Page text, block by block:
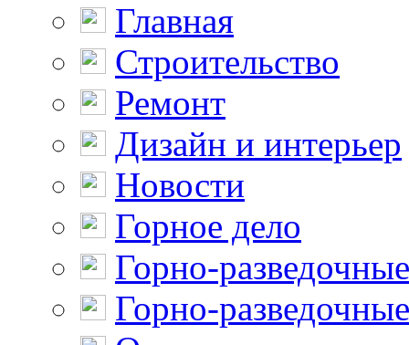
Главная
Строительство
Ремонт
Дизайн и интерьер
Новости
Горное дело
Горно-
Горно-